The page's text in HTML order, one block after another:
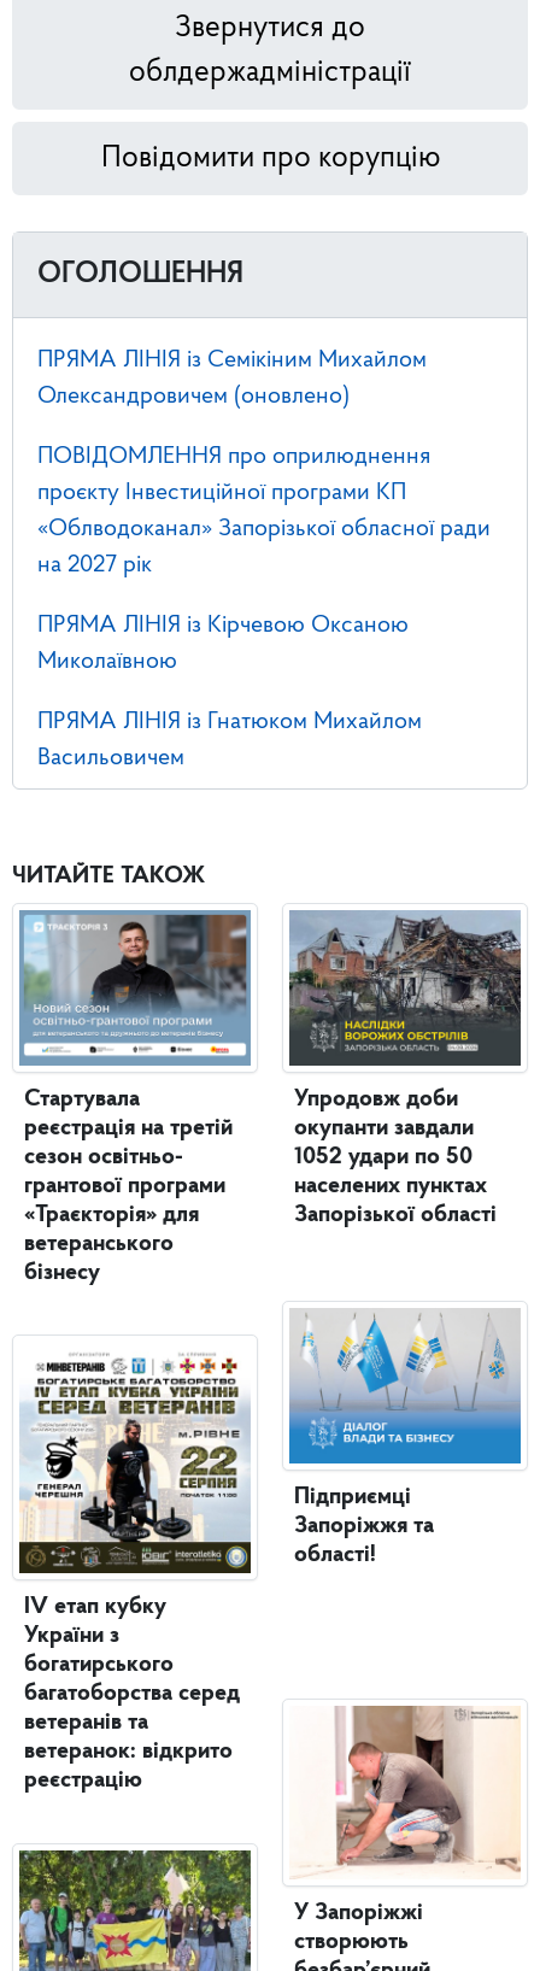
Звернутися до
облдержадміністрації
Повідомити про корупцію
ОГОЛОШЕННЯ
ПРЯМА ЛІНІЯ із Семікіним Михайлом
Олександровичем (оновлено)
ПОВІДОМЛЕННЯ про оприлюднення
проєкту Інвестиційної програми КП
«Облводоканал» Запорізької обласної ради
на 2027 рік
ПРЯМА ЛІНІЯ із Кірчевою Оксаною
Миколаївною
ПРЯМА ЛІНІЯ із Гнатюком Михайлом
Васильовичем
ЧИТАЙТЕ ТАКОЖ
Стартувала
реєстрація на третій
сезон освітньо-
грантової програми
«Траєкторія» для
ветеранського
бізнесу
IV етап кубку
України з
богатирського
багатоборства серед
ветеранів та
ветеранок: відкрито
реєстрацію
Упродовж доби
окупанти завдали
1052 удари по 50
населених пунктах
Запорізької області
Підприємці
Запоріжжя та
області!
У Запоріжжі
створюють